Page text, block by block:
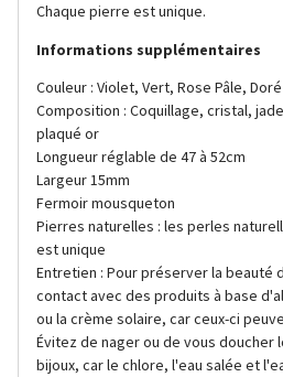
Chaque pierre est unique.
Informations supplémentaires
Couleur : Violet, Vert, Rose Pâle, Doré
Composition : Coquillage, cristal,
plaqué or
Longueur réglable de 47 à 52cm
Largeur 15mm
Fermoir mousqueton
Pierres naturelles : les perles
est unique
Entretien : Pour préserver la
contact avec des produits à base
ou la crème solaire, car ceux-ci
Évitez de nager ou de vous doucher
bijoux, car le chlore, l'eau salée et